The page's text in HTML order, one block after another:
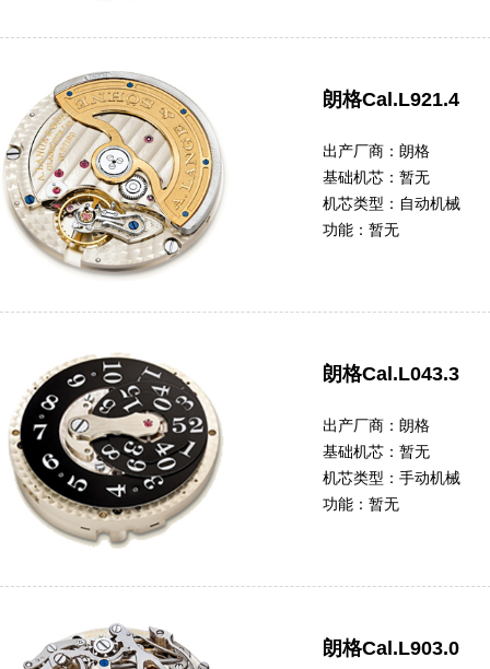
朗格Cal.L921.4
出产厂商： 朗格
基础机芯： 暂无
机芯类型： 自动机械
功能： 暂无
朗格Cal.L043.3
出产厂商： 朗格
基础机芯： 暂无
机芯类型： 手动机械
功能： 暂无
朗格Cal.L903.0